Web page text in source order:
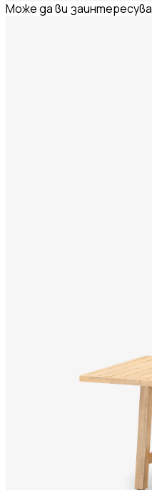
Може да ви заинтересува